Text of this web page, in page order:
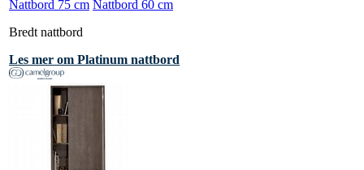
Nattbord 75 cm Nattbord 60 cm
Bredt nattbord
Les mer om Platinum nattbord